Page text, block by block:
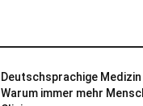
Deutschsprachige
Warum immer mehr